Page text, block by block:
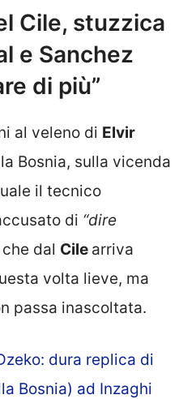
Cile, stuzzica
e Sanchez
di più”
al veleno di Elvir
Bosnia, sulla vicenda
il tecnico
di “dire
dal Cile arriva
volta lieve, ma
passa inascoltata.
dura replica di
Bosnia) ad Inzaghi